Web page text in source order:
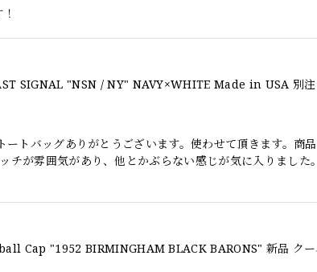
トバッグありがとうございます。使わせて頂きます。商
が雰囲気があり、他とかぶらない感じが気に入りました。